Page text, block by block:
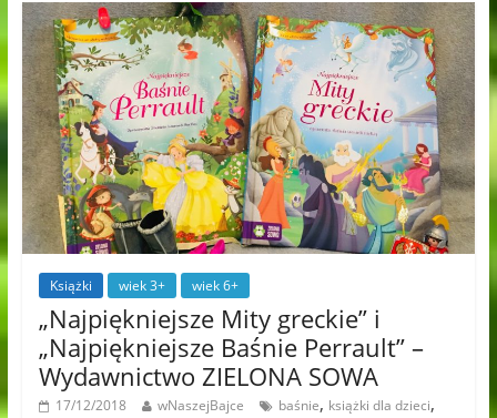
Książki wiek 3+ wiek 6+
„Najpiękniejsze Mity greckie” i
„Najpiękniejsze Baśnie Perrault” –
Wydawnictwo ZIELONA SOWA
17/12/2018 wNaszejBajce baśnie, książki dla dzieci,